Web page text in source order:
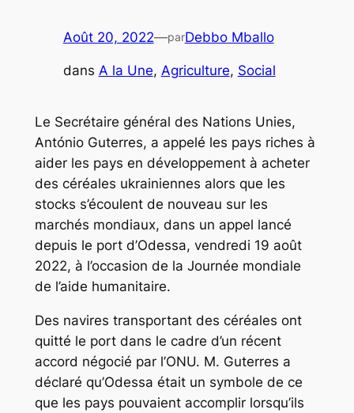
Août 20, 2022—parDebbo Mballo
dans A la Une, Agriculture, Social
Le Secrétaire général des Nations Unies,
António Guterres, a appelé les pays riches à
aider les pays en développement à acheter
des céréales ukrainiennes alors que les
stocks s’écoulent de nouveau sur les
marchés mondiaux, dans un appel lancé
depuis le port d’Odessa, vendredi 19 août
2022, à l’occasion de la Journée mondiale
de l’aide humanitaire.
Des navires transportant des céréales ont
quitté le port dans le cadre d’un récent
accord négocié par l’ONU. M. Guterres a
déclaré qu’Odessa était un symbole de ce
que les pays pouvaient accomplir lorsqu’ils